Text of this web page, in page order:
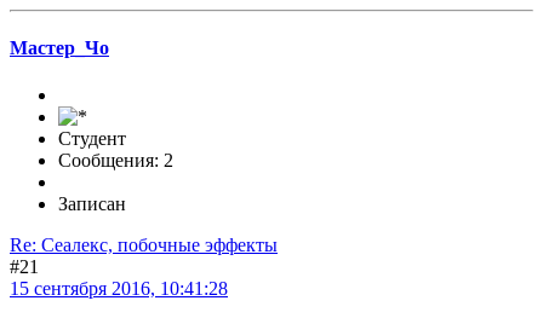
Мастер_Чо
Студент
Сообщения: 2
Записан
Re: Сеалекс, побочные эффекты
#21
15 сентября 2016, 10:41:28